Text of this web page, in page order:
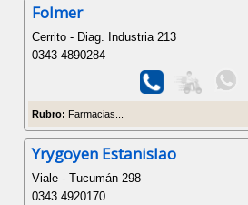
Folmer
Cerrito - Diag. Industria 213
0343 4890284
Rubro: Farmacias...
Yrygoyen Estanislao
Viale - Tucumán 298
0343 4920170